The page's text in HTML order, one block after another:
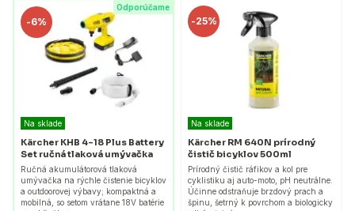
Odporúčame
-6%
Na sklade
Kärcher KHB 4-18 Plus Battery
Set ručná tlaková umývačka
Ručná akumulátorová tlaková
umývačka na rýchle čistenie bicyklov
a outdoorovej výbavy; kompaktná a
mobilná, so setom vrátane 18V batérie
-25%
Na sklade
Kärcher RM 640N prírodný
čistič bicyklov 500ml
Prírodný čistič ráfikov a kol pre
cyklistiku aj auto-moto, pH neutrálne.
Účinne odstraňuje brzdový prach a
špinu, šetrný k povrchom a biologicky